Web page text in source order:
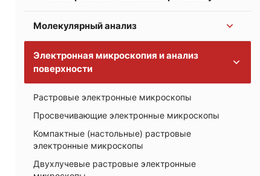
Жидкостная хромато-масс-спектрометрия
Масс-спектрометрия высокого разрешения
Молекулярный анализ
ИК-Фурье-спектрометры серии Nicolet
ИК-Фурье-микроскопы
DXR3xi Raman imaging микроскоп
Приставка комбинационного рассеяния для ИК-
Электронная микроскопия и анализ
поверхности
Растровые электронные микроскопы
Просвечивающие электронные микроскопы
Компактные (настольные) растровые
электронные микроскопы
Двухлучевые растровые электронные